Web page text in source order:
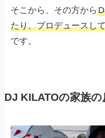
そこから、その方から
たり、プロデュースし
です。
DJ KILATOの家族の